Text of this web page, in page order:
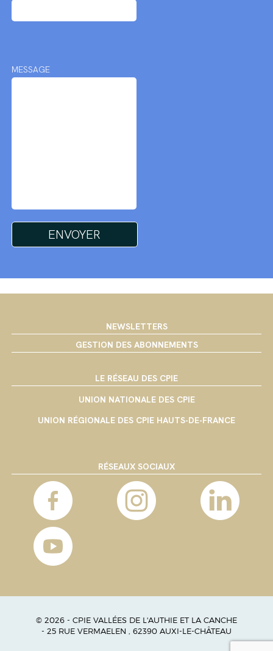
MESSAGE
NEWSLETTERS
GESTION DES ABONNEMENTS
LE RÉSEAU DES CPIE
UNION NATIONALE DES CPIE
UNION RÉGIONALE DES CPIE HAUTS-DE-FRANCE
RÉSEAUX SOCIAUX
© 2026 - CPIE VALLÉES DE L'AUTHIE ET LA CANCHE
- 25 RUE VERMAELEN , 62390 AUXI-LE-CHÂTEAU